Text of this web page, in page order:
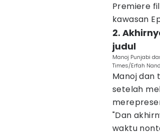
Premiere
kawasan
2.
judul
Manoj Punjabi
Times/Erfah
Manoj dan
setelah
"Dan
waktu